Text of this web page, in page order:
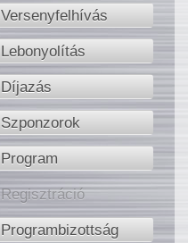
Versenyfelhívás
Lebonyolítás
Díjazás
Szponzorok
Program
Regisztráció
Programbizottság